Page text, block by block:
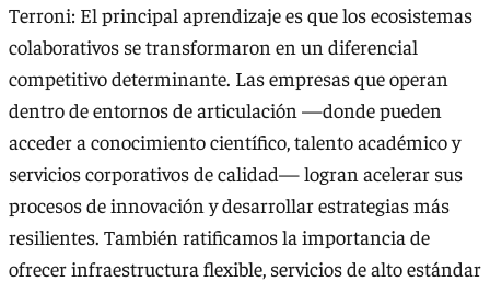
Terroni: El principal aprendizaje es que los ecosistemas
colaborativos se transformaron en un diferencial
competitivo determinante. Las empresas que operan
dentro de entornos de articulación —donde pueden
acceder a conocimiento científico, talento académico y
servicios corporativos de calidad— logran acelerar sus
procesos de innovación y desarrollar estrategias más
resilientes. También ratificamos la importancia de
ofrecer infraestructura flexible, servicios de alto estándar